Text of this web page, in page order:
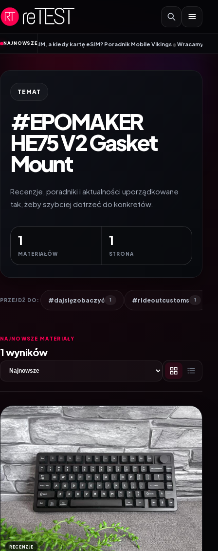
Przejdź do treści
NAJNOWSZE
SIM, a kiedy kartę eSIM? Poradnik Mobile Vikings•Wracamy do szkoły z
TEMAT
#EPOMAKER
HE75 V2 Gasket
Mount
Recenzje, poradniki i aktualności uporządkowane
tak, żeby szybciej dotrzeć do konkretów.
1
MATERIAŁÓW
1
STRONA
PRZEJDŹ DO: #dajsięzobaczyć 1 #rideoutcustoms 1
NAJNOWSZE MATERIAŁY
1 wyników
RECENZJE